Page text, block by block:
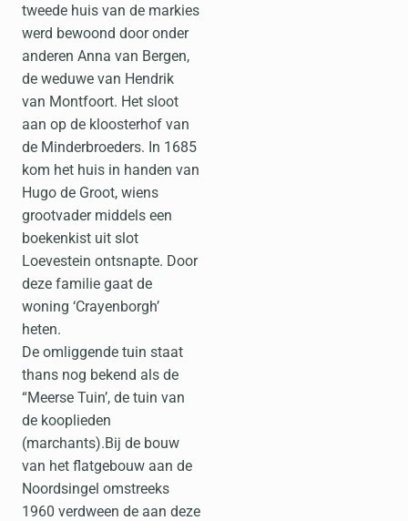
tweede huis van de markies
werd bewoond door onder
anderen Anna van Bergen,
de weduwe van Hendrik
van Montfoort. Het sloot
aan op de kloosterhof van
de Minderbroeders. In 1685
kom het huis in handen van
Hugo de Groot, wiens
grootvader middels een
boekenkist uit slot
Loevestein ontsnapte. Door
deze familie gaat de
woning ‘Crayenborgh’
heten.
De omliggende tuin staat
thans nog bekend als de
“Meerse Tuin’, de tuin van
de kooplieden
(marchants).Bij de bouw
van het flatgebouw aan de
Noordsingel omstreeks
1960 verdween de aan deze